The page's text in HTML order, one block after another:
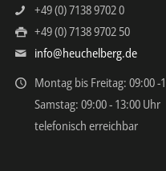
+49 (0) 7138 9702 0
+49 (0) 7138 9702 50
info@heuchelberg.de
Montag bis Freitag: 09:00 -
Samstag: 09:00 - 13:00 Uhr
telefonisch erreichbar